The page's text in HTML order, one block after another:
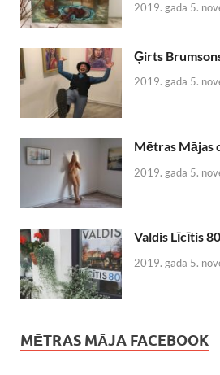
2019. gada 5.
Ģirts
2019. gada 5.
Mētras Mājas
2019. gada 5.
Valdis Līcītis 80
2019. gada 5.
MĒTRAS MĀJA FACEBOOK